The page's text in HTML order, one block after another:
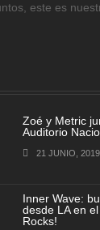
este es
Zoé y Metric
Auditorio
21 JUNIO, 2019
Inner Wave:
desde LA en
Rocks!